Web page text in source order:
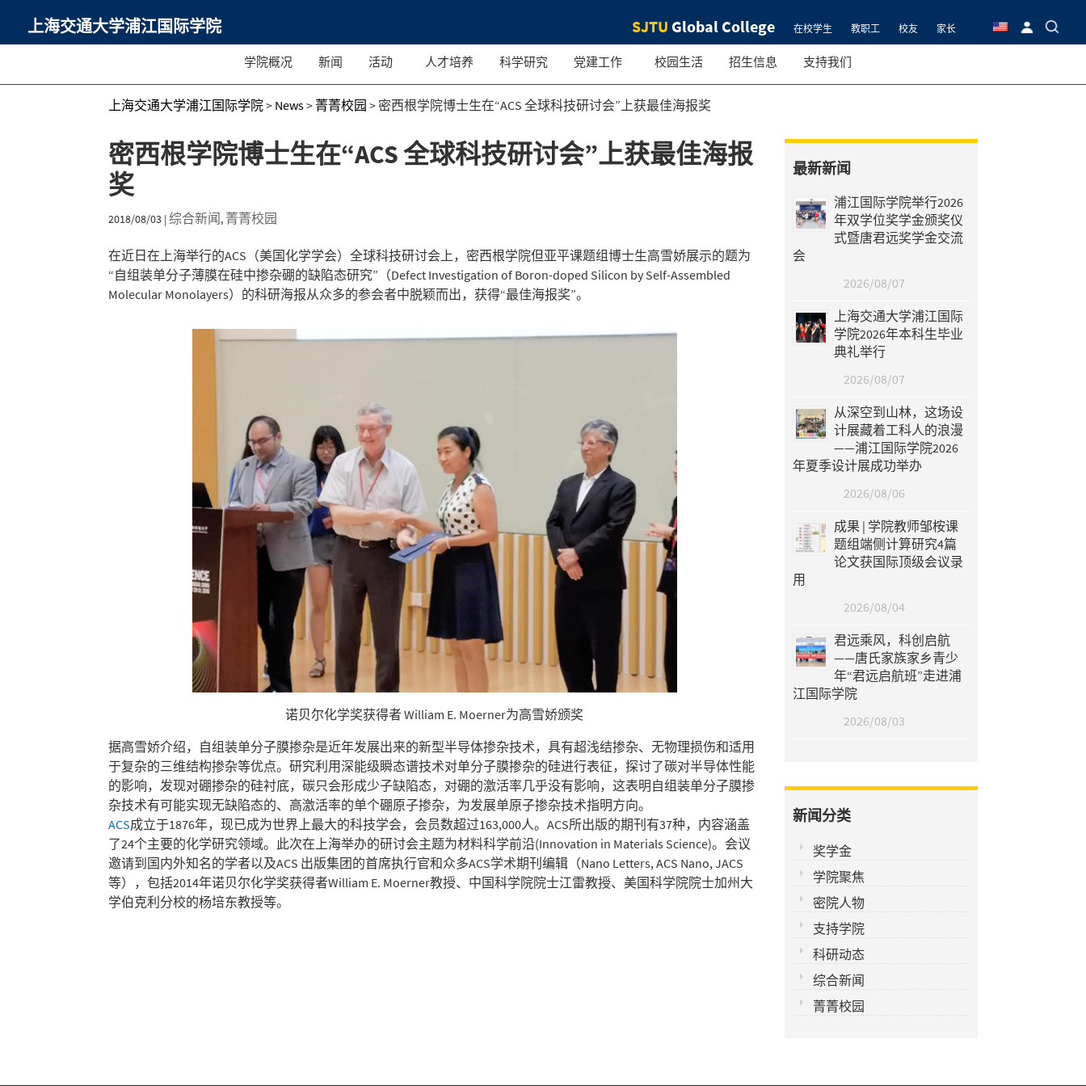
上海交通大学浦江国际学院 SJTU Global College 在校学生 教职工 校友 家长
学院概况 新闻 活动 人才培养 科学研究 党建工作 校园生活 招生信息 支持我们
上海交通大学浦江国际学院> News>菁菁校园 > 密西根学院博士生在“ACS 全球科技研讨会”上获最佳海报奖
密西根学院博士生在“ACS 全球科技研讨会”上获最佳海报
奖
2018/08/03 |综合新闻, 菁菁校园
在近日在上海举行的ACS（美国化学学会）全球科技研讨会上，密西根学院但亚平课题组博士生高雪娇展示的题为
“自组装单分子薄膜在硅中掺杂硼的缺陷态研究”（Defect Investigation of Boron-doped Silicon by Self-Assembled
Molecular Monolayers）的科研海报从众多的参会者中脱颖而出，获得“最佳海报奖”。
诺贝尔化学奖获得者 William E. Moerner为高雪娇颁奖
据高雪娇介绍，自组装单分子膜掺杂是近年发展出来的新型半导体掺杂技术，具有超浅结掺杂、无物理损伤和适用
于复杂的三维结构掺杂等优点。研究利用深能级瞬态谱技术对单分子膜掺杂的硅进行表征，探讨了碳对半导体性能
的影响，发现对硼掺杂的硅衬底，碳只会形成少子缺陷态，对硼的激活率几乎没有影响，这表明自组装单分子膜掺
杂技术有可能实现无缺陷态的、高激活率的单个硼原子掺杂，为发展单原子掺杂技术指明方向。
ACS成立于1876年，现已成为世界上最大的科技学会，会员数超过163,000人。ACS所出版的期刊有37种，内容涵盖
了24个主要的化学研究领域。此次在上海举办的研讨会主题为材料科学前沿(Innovation in Materials Science)。会议
邀请到国内外知名的学者以及ACS 出版集团的首席执行官和众多ACS学术期刊编辑（Nano Letters, ACS Nano, JACS
等），包括2014年诺贝尔化学奖获得者William E. Moerner教授、中国科学院院士江雷教授、美国科学院院士加州大
学伯克利分校的杨培东教授等。
最新新闻
浦江国际学院举行2026
年双学位奖学金颁奖仪
式暨唐君远奖学金交流
会
2026/08/07
上海交通大学浦江国际
学院2026年本科生毕业
典礼举行
2026/08/07
从深空到山林，这场设
计展藏着工科人的浪漫
——浦江国际学院2026
年夏季设计展成功举办
2026/08/06
成果 | 学院教师邹桉课
题组端侧计算研究4篇
论文获国际顶级会议录
用
2026/08/04
君远乘风，科创启航
——唐氏家族家乡青少
年“君远启航班”走进浦
江国际学院
2026/08/03
新闻分类
奖学金
学院聚焦
密院人物
支持学院
科研动态
综合新闻
菁菁校园